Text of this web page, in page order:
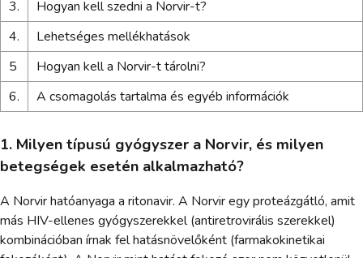
3.
Hogyan kell szedni a Norvir-t?
4.
Lehetséges mellékhatások
5
Hogyan kell a Norvir-t tárolni?
6.
A csomagolás tartalma és egyéb információk
1. Milyen típusú gyógyszer a Norvir, és milyen
betegségek esetén alkalmazható?
A Norvir hatóanyaga a ritonavir. A Norvir egy proteázgátló, amit
más HIV-ellenes gyógyszerekkel (antiretrovirális szerekkel)
kombinációban írnak fel hatásnövelőként (farmakokinetikai